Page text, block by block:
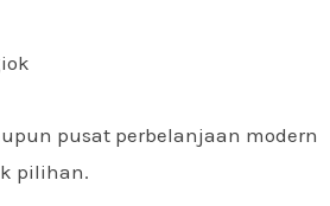
pusat perbelanjaan modern
pilihan.